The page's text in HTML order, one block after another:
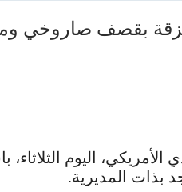
بقصف صاروخي
اليوم الثلاثاء،
بذات المديرية.